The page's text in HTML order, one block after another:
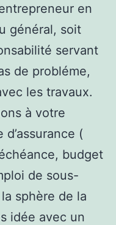
en
général, soit
servant
de probléme,
les travaux.
à votre
(
budget
de sous-
sphère de la
idée avec un